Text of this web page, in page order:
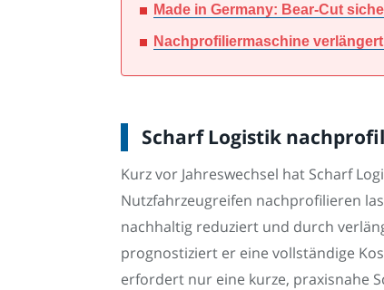
Made in Germany: Bear-Cut
Nachprofiliermaschine
Scharf Logistik
Kurz vor Jahreswechsel hat Scharf
Nutzfahrzeugreifen nachprofilieren
nachhaltig reduziert und durch
prognostiziert er eine vollständige
erfordert nur eine kurze, praxisnahe